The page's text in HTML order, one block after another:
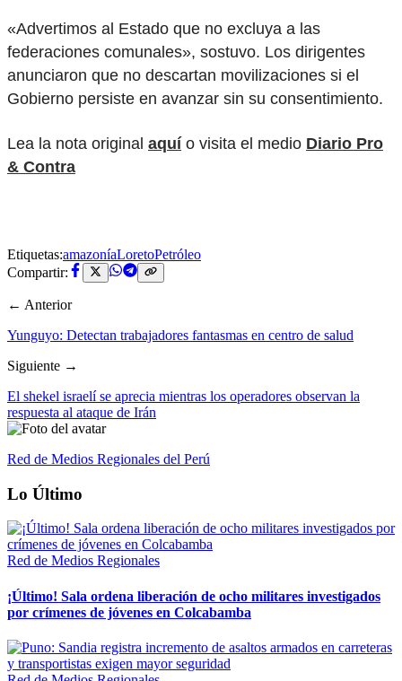
«Advertimos al Estado que no excluya a las
federaciones comunales», sostuvo. Los dirigentes
anunciaron que no descartan movilizaciones si el
Gobierno persiste en avanzar sin su consentimiento.
Lea la nota original aquí o visita el medio Diario Pro
& Contra
Etiquetas:amazoníaLoretoPetróleo
Compartir:
← Anterior
Yunguyo: Detectan trabajadores fantasmas en centro de salud
Siguiente →
El shekel israelí se aprecia mientras los operadores observan la
respuesta al ataque de Irán
Red de Medios Regionales del Perú
Lo Último
Red de Medios Regionales
¡Último! Sala ordena liberación de ocho militares investigados
por crímenes de jóvenes en Colcabamba